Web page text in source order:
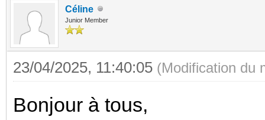
Céline
Junior Member
23/04/2025, 11:40:05 (Modification du
Bonjour à tous,